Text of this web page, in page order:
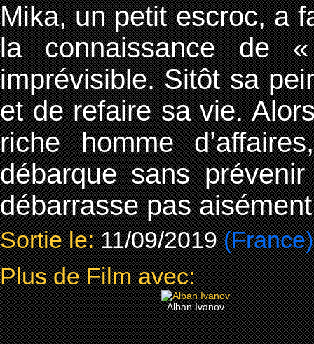
Mika, un petit escroc, a
la connaissance de
imprévisible. Sitôt sa
et de refaire sa vie.
riche homme
débarque sans
débarrasse pas
Sortie le: 11/09/2019 (France)
Plus de Film avec:
Alban Ivanov